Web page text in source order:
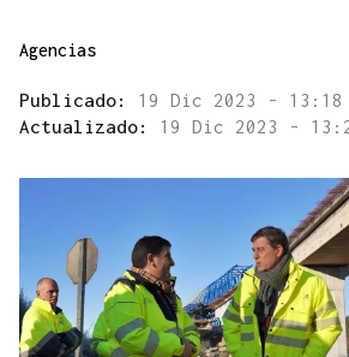
Agencias
Publicado: 19 Dic 2023 - 13:18
Actualizado: 19 Dic 2023 -